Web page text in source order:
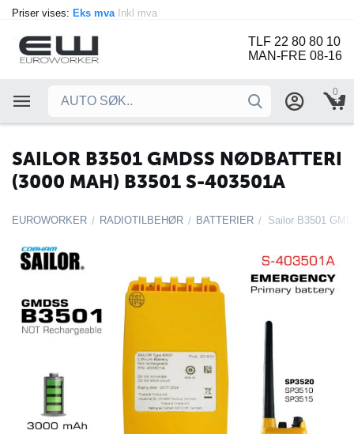
Priser vises: Eks mva Inkl mva
TLF 22 80 80 10
MAN-FRE 08-16
0
SAILOR B3501 GMDSS NØDBATTERI
(3000 MAH) B3501 S-403501A
EUROWORKER / RADIOTILBEHØR / BATTERIER /